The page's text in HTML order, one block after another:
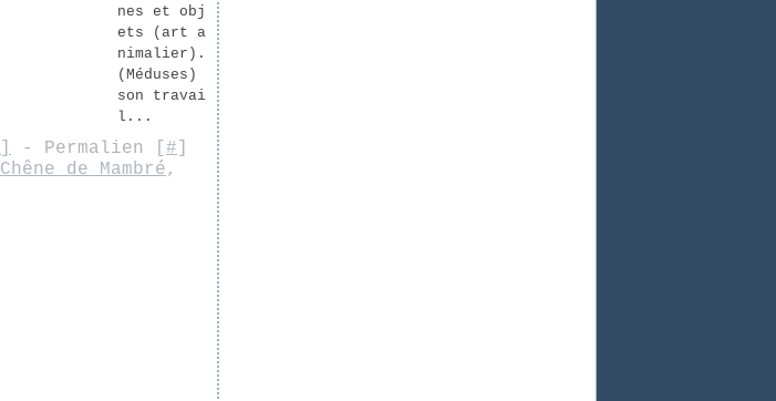
nes et obj
ets (art a
nimalier).
(Méduses)
son travai
l...
- Permalien [ #
Chêne de Mambré,